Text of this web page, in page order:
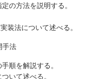
の方法を説明する。
装法について述べる。
手法
順を解説する。
いて述べる。